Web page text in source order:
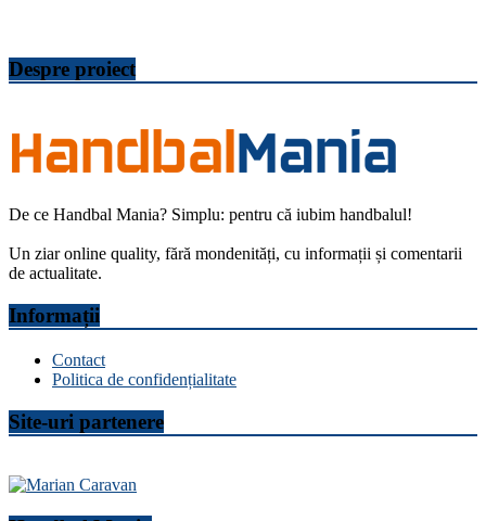
Despre proiect
De ce Handbal Mania? Simplu: pentru că iubim handbalul!
Un ziar online quality, fără mondenități, cu informații și comentarii
de actualitate.
Informații
Contact
Politica de confidențialitate
Site-uri partenere